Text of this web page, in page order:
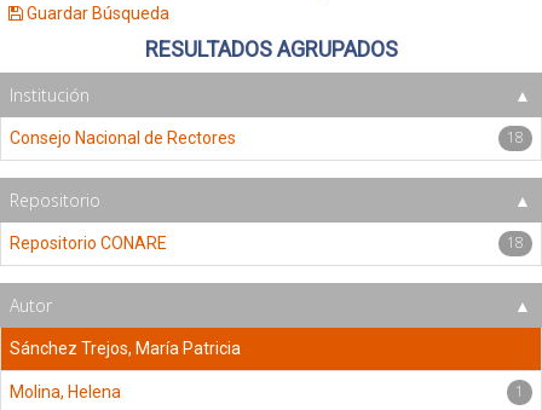
Guardar Búsqueda
RESULTADOS AGRUPADOS
Institución
Consejo Nacional de Rectores 18
Repositorio
Repositorio CONARE 18
Autor
Sánchez Trejos, María Patricia
Molina, Helena 1